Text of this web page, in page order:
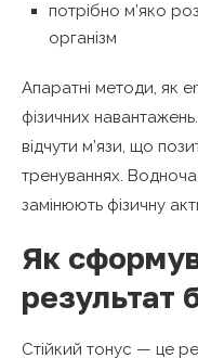
потрібно м’яко
організм
Апаратні методи, як
фізичних
відчути м’язи, що
тренуваннях.
замінюють фізичну
Як
результат
Стійкий тонус — це